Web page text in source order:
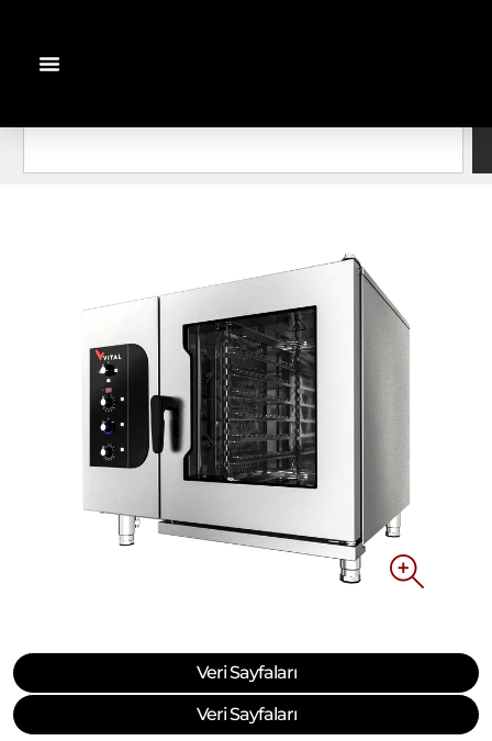
Veri Sayfaları
Veri Sayfaları